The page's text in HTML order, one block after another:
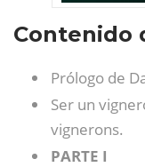
Contenido
Prólogo de
Ser un
vignerons.
PARTE I